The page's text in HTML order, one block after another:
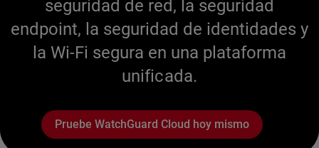
seguridad de red, la seguridad
endpoint, la seguridad de identidades y
la Wi-Fi segura en una plataforma
unificada.
Pruebe WatchGuard Cloud hoy mismo